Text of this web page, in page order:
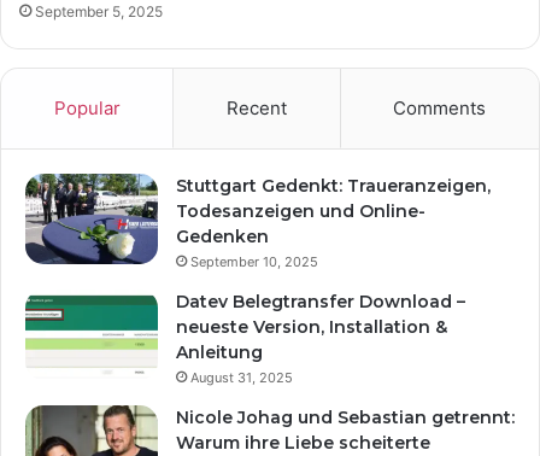
September 5, 2025
Popular Recent Comments
Stuttgart Gedenkt: Traueranzeigen,
Todesanzeigen und Online-
Gedenken
September 10, 2025
Datev Belegtransfer Download –
neueste Version, Installation &
Anleitung
August 31, 2025
Nicole Johag und Sebastian getrennt:
Warum ihre Liebe scheiterte